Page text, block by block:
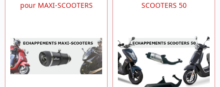
pour MAXI-SCOOTERS
SCOOTERS 50